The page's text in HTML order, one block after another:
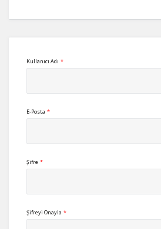
Kullanıcı Adı *
E-Posta *
Şifre *
Şifreyi Onayla *